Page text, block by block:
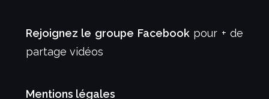
Rejoignez le groupe Facebook pour + de
partage vidéos
Mentions légales